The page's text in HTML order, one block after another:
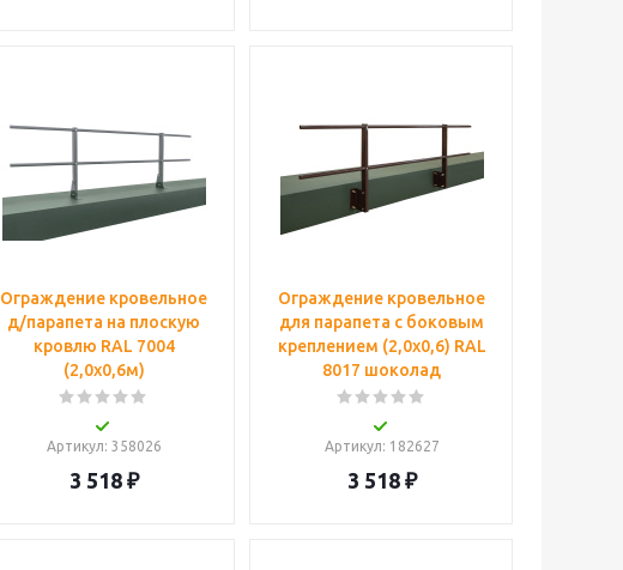
Ограждение кровельное
д/парапета на плоскую
кровлю RAL 7004
(2,0х0,6м)
Артикул: 358026
3 518₽
Ограждение кровельное
для парапета с боковым
креплением (2,0х0,6) RAL
8017 шоколад
Артикул: 182627
3 518₽